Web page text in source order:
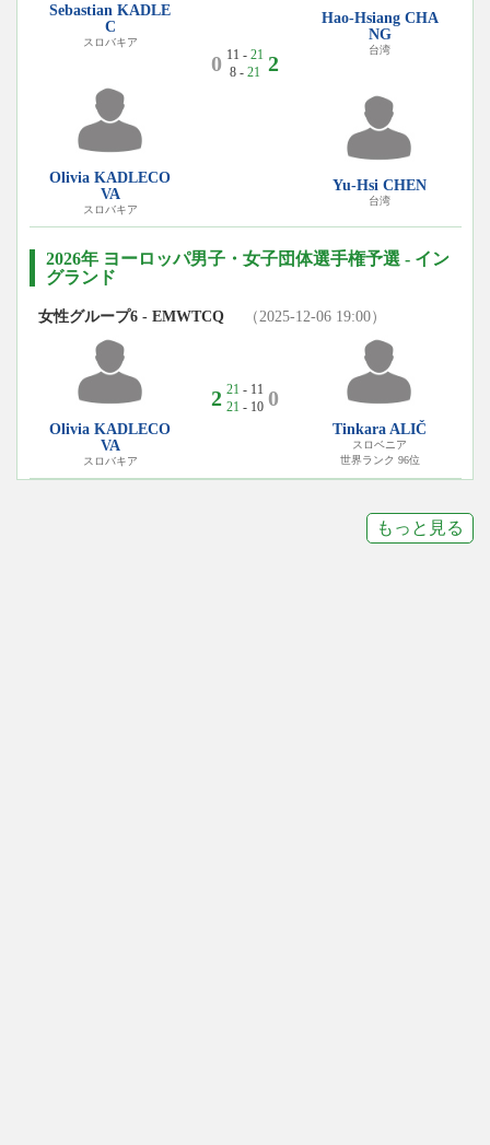
Sebastian KADLE
C
スロバキア
Olivia KADLECO
VA
スロバキア
0 11 - 21
8 - 21 2
Hao-Hsiang CHA
NG
台湾
Yu-Hsi CHEN
台湾
2026年 ヨーロッパ男子・女子団体選手権予選 - イン
グランド
女性グループ6 - EMWTCQ （2025-12-06 19:00）
Olivia KADLECO
VA
スロバキア
2 21 - 11
21 - 10 0
Tinkara ALIČ
スロベニア
世界ランク 96位
もっと見る